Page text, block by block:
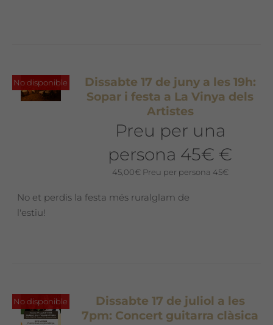
No disponible
Dissabte 17 de juny a les 19h:
Sopar i festa a La Vinya dels
Artistes
Preu per una
persona 45€ €
45,00€ Preu per persona 45€
No et perdis la festa més ruralglam de
l'estiu!
No disponible
Dissabte 17 de juliol a les
7pm: Concert guitarra clàsica